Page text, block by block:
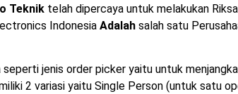
Teknik telah dipercaya untuk melakukan
Indonesia Adalah salah satu
jenis order picker yaitu untuk
2 variasi yaitu Single Person (untuk satu